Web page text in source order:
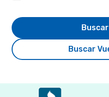
Buscar